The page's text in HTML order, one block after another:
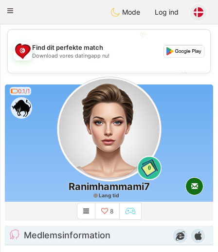
Tunisia Dating
Toggle
Mode Log ind
💖
💕
💕
Find dit perfekte match
Download vores datingapp nu!
0.1/1
0
Ranimhammami7
Lang tid
8
Medlemsinformation